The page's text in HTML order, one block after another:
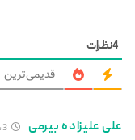
4نظرات
قدیمی‌ترین
علی علیزاده بیرمی